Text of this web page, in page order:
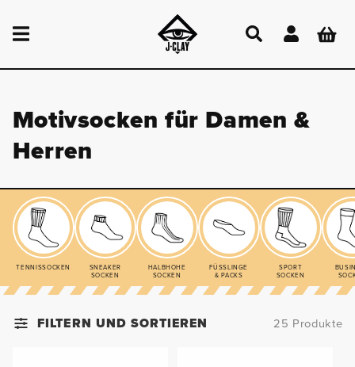
INHALT Einloggen
Motivsocken für Damen &
Herren
TENNISSOCKEN
SNEAKER
SOCKEN
HALBHOHE
SOCKEN
FÜSSLINGE
& PACKS
SPORT
SOCKEN
FILTERN UND SORTIEREN 25 Produkte